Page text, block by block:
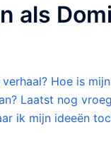
als
Hoe is
Laatst nog
ik mijn ideeën